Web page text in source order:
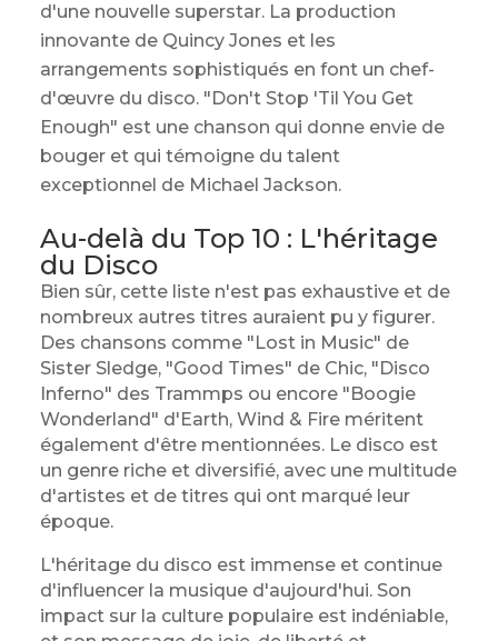
d'une nouvelle superstar. La production
innovante de Quincy Jones et les
arrangements sophistiqués en font un chef-
d'œuvre du disco. "Don't Stop 'Til You Get
Enough" est une chanson qui donne envie de
bouger et qui témoigne du talent
exceptionnel de Michael Jackson.
Au-delà du Top 10 : L'héritage
du Disco
Bien sûr, cette liste n'est pas exhaustive et de
nombreux autres titres auraient pu y figurer.
Des chansons comme "Lost in Music" de
Sister Sledge, "Good Times" de Chic, "Disco
Inferno" des Trammps ou encore "Boogie
Wonderland" d'Earth, Wind & Fire méritent
également d'être mentionnées. Le disco est
un genre riche et diversifié, avec une multitude
d'artistes et de titres qui ont marqué leur
époque.
L'héritage du disco est immense et continue
d'influencer la musique d'aujourd'hui. Son
impact sur la culture populaire est indéniable,